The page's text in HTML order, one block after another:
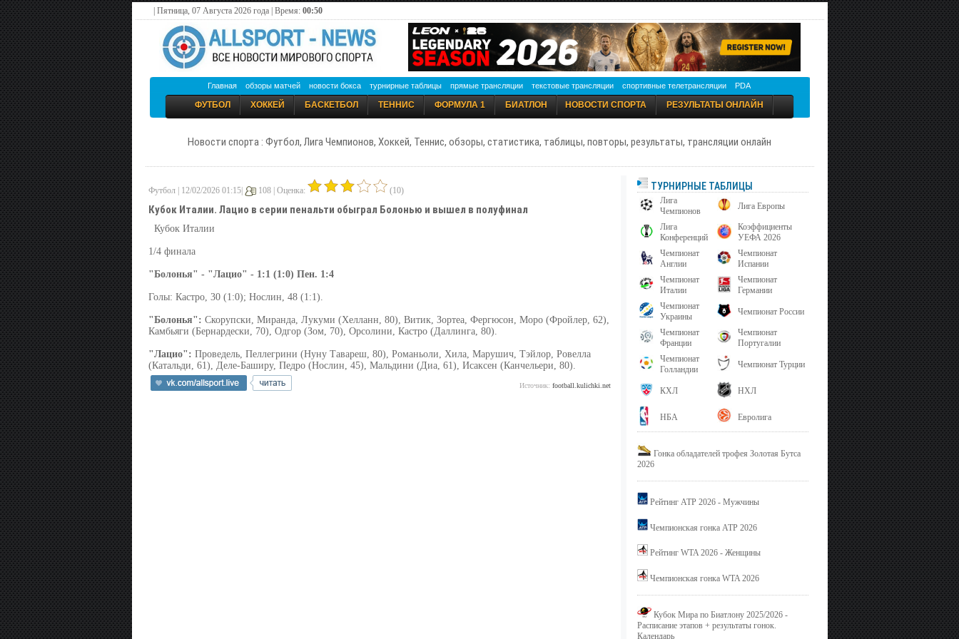
| Пятница, 07 Августа 2026 года | Время: 00:50
Главная обзоры матчей новости бокса турнирные таблицы прямые трансляции текстовые трансляции спортивные телетрансляции PDA
ФУТБОЛ ХОККЕЙ БАСКЕТБОЛ ТЕННИС ФОРМУЛА 1 БИАТЛОН НОВОСТИ СПОРТА РЕЗУЛЬТАТЫ ОНЛАЙН
Новости спорта : Футбол, Лига Чемпионов, Хоккей, Теннис, обзоры, статистика, таблицы, повторы, результаты, трансляции онлайн
Футбол | 12/02/2026 01:15| 108 | Оценка: (10)
Кубок Италии. Лацио в серии пенальти обыграл Болонью и вышел в полуфинал
Кубок Италии
1/4 финала
"Болонья" - "Лацио" - 1:1 (1:0) Пен. 1:4
Голы: Кастро, 30 (1:0); Нослин, 48 (1:1).
"Болонья": Скорупски, Миранда, Лукуми (Хелланн, 80), Витик, Зортеа, Фергюсон, Моро (Фройлер, 62),
Камбьяги (Бернардески, 70), Одгор (Зом, 70), Орсолини, Кастро (Даллинга, 80).
"Лацио": Проведель, Пеллегрини (Нуну Тавареш, 80), Романьоли, Хила, Марушич, Тэйлор, Ровелла
(Катальди, 61), Деле-Баширу, Педро (Нослин, 45), Мальдини (Диа, 61), Исаксен (Канчельери, 80).
Источник: football.kulichki.net
ТУРНИРНЫЕ ТАБЛИЦЫ
Лига
Чемпионов
Лига Европы
Лига
Конференций
Коэффициенты
УЕФА 2026
Чемпионат
Англии
Чемпионат
Испании
Чемпионат
Италии
Чемпионат
Германии
Чемпионат
Украины
Чемпионат России
Чемпионат
Франции
Чемпионат
Португалии
Чемпионат
Голландии
Чемпионат Турции
КХЛ НХЛ
НБА Евролига
Гонка обладателей трофея Золотая Бутса
2026
Рейтинг ATP 2026 - Мужчины
Чемпионская гонка ATP 2026
Рейтинг WTA 2026 - Женщины
Чемпионская гонка WTA 2026
Кубок Мира по Биатлону 2025/2026 -
Расписание этапов + результаты гонок.
Календарь